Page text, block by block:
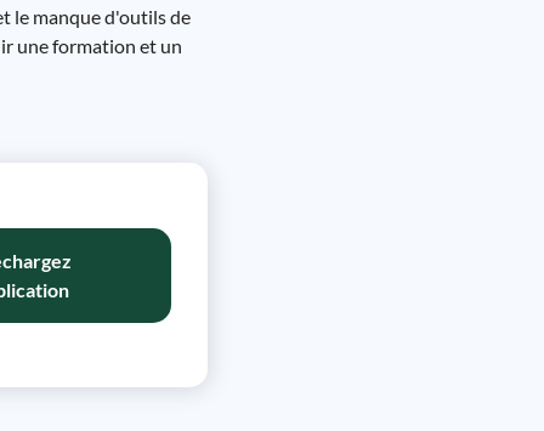
le manque d'outils de
une formation et un